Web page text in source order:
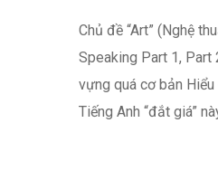
Chủ đề “Art” (Nghệ
Speaking Part 1, Part
vựng quá cơ bản
Tiếng Anh “đắt giá”